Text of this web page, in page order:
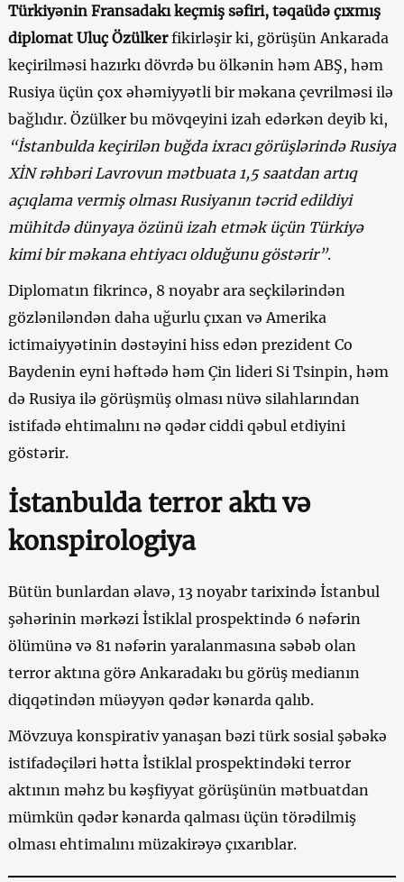
Türkiyənin Fransadakı keçmiş səfiri, təqaüdə çıxmış
diplomat Uluç Özülkerfikirləşir ki, görüşün Ankarada
keçirilməsi hazırkı dövrdə bu ölkənin həm ABŞ, həm
Rusiya üçün çox əhəmiyyətli bir məkana çevrilməsi ilə
bağlıdır. Özülker bu mövqeyini izah edərkən deyib ki,
“İstanbulda keçirilən buğda ixracı görüşlərində Rusiya
XİN rəhbəri Lavrovun mətbuata 1,5 saatdan artıq
açıqlama vermiş olması Rusiyanın təcrid edildiyi
mühitdə dünyaya özünü izah etmək üçün Türkiyə
kimi bir məkana ehtiyacı olduğunu göstərir”.
Diplomatın fikrincə, 8 noyabr ara seçkilərindən
gözləniləndən daha uğurlu çıxan və Amerika
ictimaiyyətinin dəstəyini hiss edən prezident Co
Baydenin eyni həftədə həm Çin lideri Si Tsinpin, həm
də Rusiya ilə görüşmüş olması nüvə silahlarından
istifadə ehtimalını nə qədər ciddi qəbul etdiyini
göstərir.
İstanbulda terror aktı və
konspirologiya
Bütün bunlardan əlavə, 13 noyabr tarixində İstanbul
şəhərinin mərkəzi İstiklal prospektində 6 nəfərin
ölümünə və 81 nəfərin yaralanmasına səbəb olan
terror aktına görə Ankaradakı bu görüş medianın
diqqətindən müəyyən qədər kənarda qalıb.
Mövzuya konspirativ yanaşan bəzi türk sosial şəbəkə
istifadəçiləri hətta İstiklal prospektindəki terror
aktının məhz bu kəşfiyyat görüşünün mətbuatdan
mümkün qədər kənarda qalması üçün törədilmiş
olması ehtimalını müzakirəyə çıxarıblar.